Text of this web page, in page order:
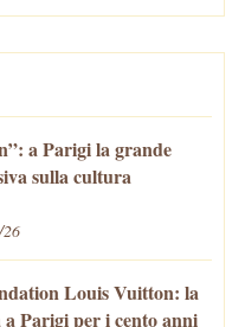
a Parigi la grande
sulla cultura
Louis Vuitton: la
Parigi per i cento anni